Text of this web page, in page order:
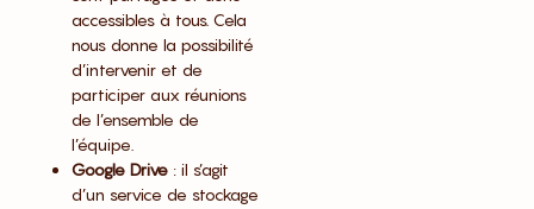
accessibles à tous. Cela
nous donne la possibilité
d’intervenir et de
participer aux réunions
de l’ensemble de
l’équipe.
Google Drive : il s’agit
d’un service de stockage